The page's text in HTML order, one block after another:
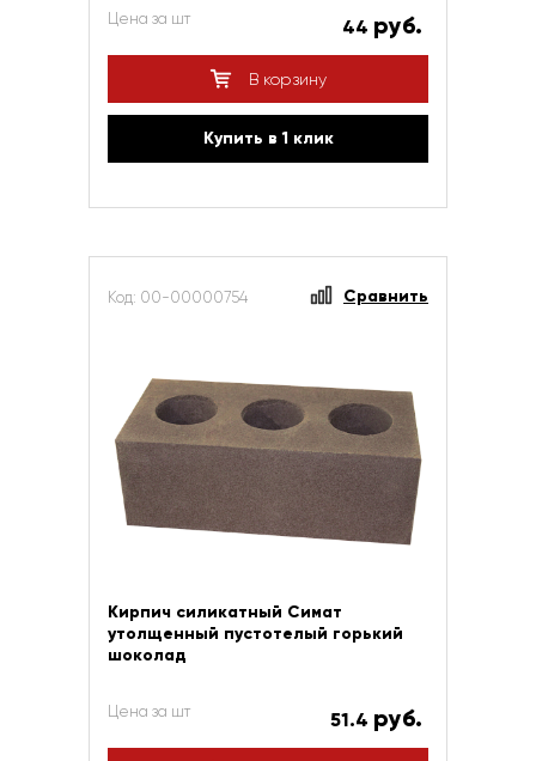
Цена за шт 44 руб.
В корзину
Купить в 1 клик
Код: 00-00000754 Сравнить
Кирпич силикатный Симат
утолщенный пустотелый горький
шоколад
Цена за шт 51.4 руб.